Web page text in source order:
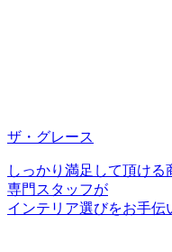
ザ・グレース
しっかり満足して頂ける
専門スタッフが
インテリア選びをお手伝